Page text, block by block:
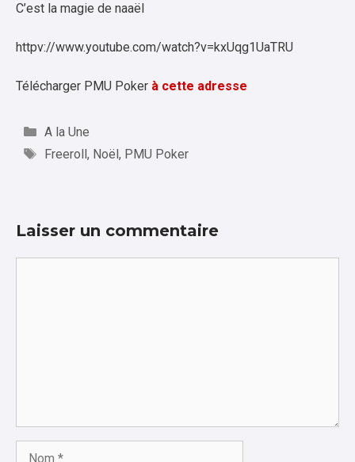
C’est la magie de naaël
httpv://www.youtube.com/watch?v=kxUqg1UaTRU
Télécharger PMU Poker à cette adresse
Catégories
A la Une
Étiquettes
Freeroll, Noël, PMU Poker
Laisser un commentaire
Nom